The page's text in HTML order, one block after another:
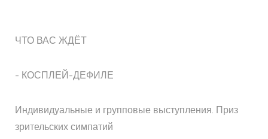
ЧТО ВАС ЖДЁТ
- КОСПЛЕЙ-ДЕФИЛЕ
Индивидуальные и групповые выступления. Приз
зрительских симпатий